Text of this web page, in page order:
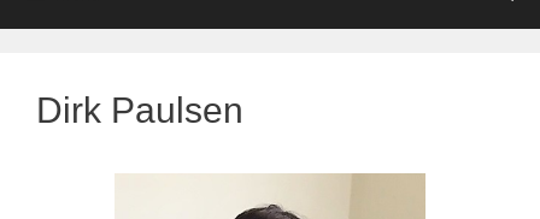
Dirk Paulsen